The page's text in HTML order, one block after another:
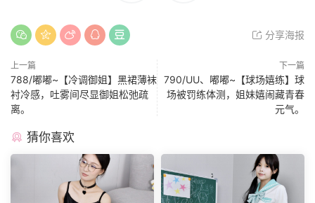
分享海报
上一篇
788/嘟嘟~【冷调御姐】黑裙薄袜
衬冷感，吐雾间尽显御姐松弛疏
离。
下一篇
790/UU、嘟嘟~【球场嬉练】球
场被罚练体测，姐妹嬉闹藏青春
元气。
猜你喜欢